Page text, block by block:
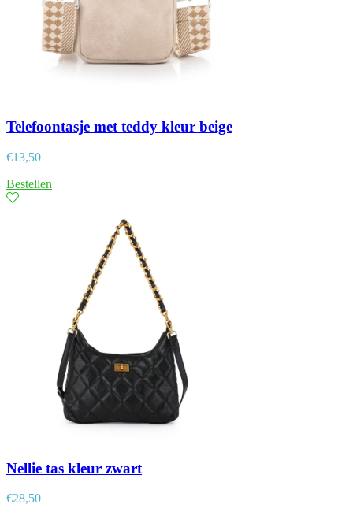
Telefoontasje met teddy kleur beige
€13,50
Bestellen
Nellie tas kleur zwart
€28,50